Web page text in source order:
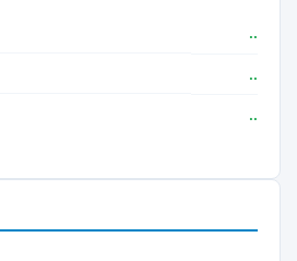
..
..
..